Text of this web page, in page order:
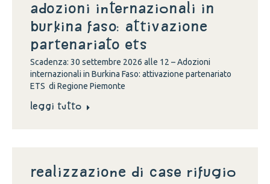
Adozioni internazionali in
Burkina Faso: attivazione
partenariato ETS
Scadenza: 30 settembre 2026 alle 12 – Adozioni
internazionali in Burkina Faso: attivazione partenariato
ETS di Regione Piemonte
Leggi tutto
Realizzazione di case rifugio